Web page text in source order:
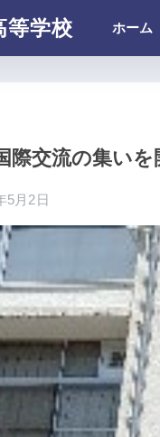
等学校 ホーム
際交流の集い
5月2日